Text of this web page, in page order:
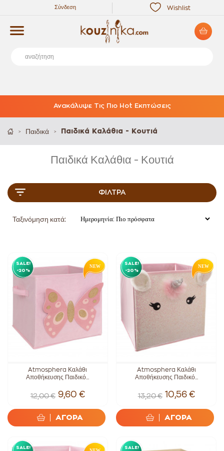
Wishlist
Σύνδεση
Ανακάλυψε Τις Πιο Hot Εκπτώσεις
> Παιδικά > Παιδικά Καλάθια - Κουτιά
Παιδικά Καλάθια - Κουτιά
ΦΊΛΤΡΑ
Ταξινόμηση κατά:
SALE!
-20%
Atmosphera Καλάθι
Αποθήκευσης Παιδικό...
12,00 € 9,60 €
ΑΓΟΡΑ
SALE!
-20%
Atmosphera Καλάθι
Αποθήκευσης Παιδικό...
13,20 € 10,56 €
ΑΓΟΡΑ
SALE!
SALE!